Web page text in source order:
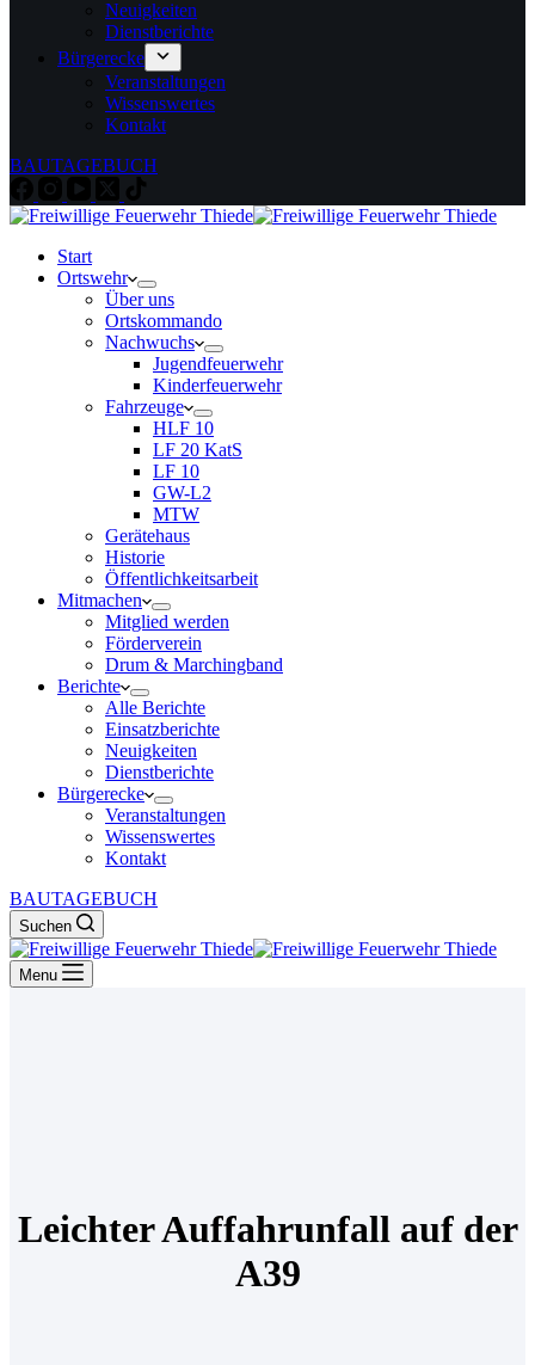
Neuigkeiten
Dienstberichte
Bürgerecke
Veranstaltungen
Wissenswertes
Kontakt
BAUTAGEBUCH
Start
Ortswehr
Über uns
Ortskommando
Nachwuchs
Jugendfeuerwehr
Kinderfeuerwehr
Fahrzeuge
HLF 10
LF 20 KatS
LF 10
GW-L2
MTW
Gerätehaus
Historie
Öffentlichkeitsarbeit
Mitmachen
Mitglied werden
Förderverein
Drum & Marchingband
Berichte
Alle Berichte
Einsatzberichte
Neuigkeiten
Dienstberichte
Bürgerecke
Veranstaltungen
Wissenswertes
Kontakt
BAUTAGEBUCH
Suchen
Menu
Leichter Auffahrunfall auf der
A39